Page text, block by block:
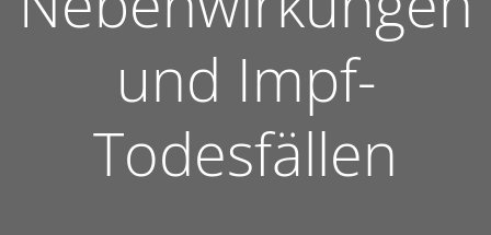
und Impf-
Todesfällen